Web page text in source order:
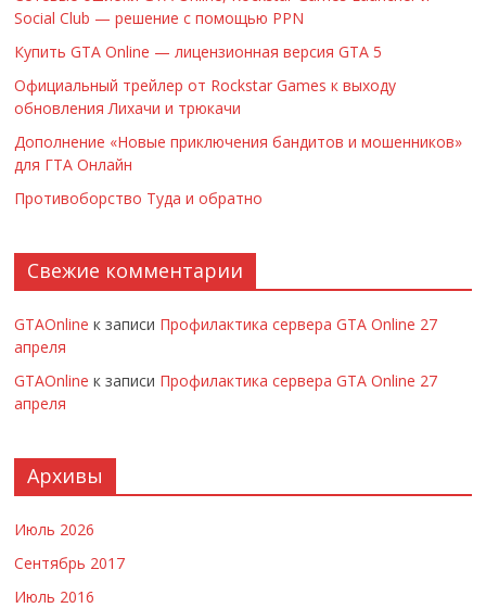
Social Club — решение с помощью PPN
Купить GTA Online — лицензионная версия GTA 5
Официальный трейлер от Rockstar Games к выходу
обновления Лихачи и трюкачи
Дополнение «Новые приключения бандитов и мошенников»
для ГТА Онлайн
Противоборство Туда и обратно
Свежие комментарии
GTAOnline к записи Профилактика сервера GTA Online 27
апреля
GTAOnline к записи Профилактика сервера GTA Online 27
апреля
Архивы
Июль 2026
Сентябрь 2017
Июль 2016